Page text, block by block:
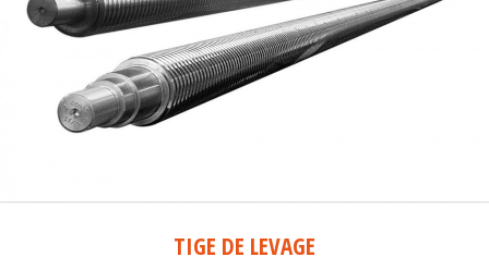
TIGE DE LEVAGE